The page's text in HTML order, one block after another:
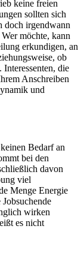
keine freien
sollten sich
doch irgendwann
möchte, kann
erkundigen, an
ob
die
Anschreiben
und
Bedarf an
bei den
davon
viel
Menge Energie
wirken
es nicht